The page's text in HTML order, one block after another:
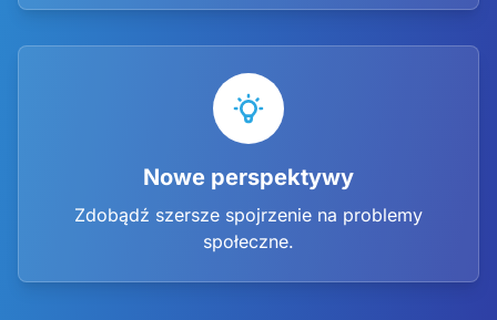
Nowe perspektywy
Zdobądź szersze spojrzenie na problemy
społeczne.